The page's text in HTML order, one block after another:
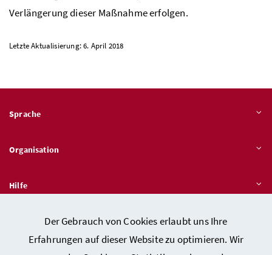
Der Gebrauch von Cookies erlaubt uns Ihre
Erfahrungen auf dieser Website zu optimieren. Wir
Verlängerung dieser Maßnahme erfolgen.
Letzte Aktualisierung: 6. April 2018
Sprache
Organisation
Hilfe
Quicklinks